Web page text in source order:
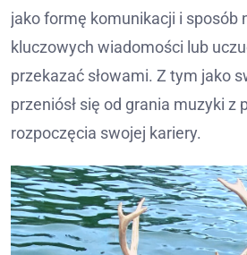
jako formę komunikacji i sposób
kluczowych wiadomości lub
przekazać słowami. Z tym jako
przeniósł się od grania muzyki z
rozpoczęcia swojej kariery.